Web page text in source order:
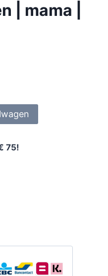
| mama |
75!